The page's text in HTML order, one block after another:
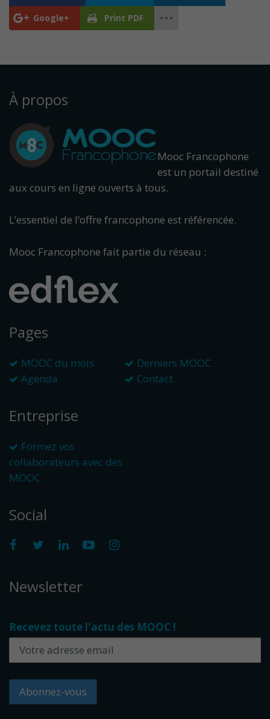
Google+ Print PDF
À propos
Mooc Francophone
est un portail destiné
aux cours en ligne ouverts à tous.
L’essentiel de l’offre francophone est référencée.
Mooc Francophone fait partie du réseau :
Pages
MOOC du mois
Derniers MOOC
Agenda
Contact
Entreprise
Formez vos
collaborateurs avec des
MOOC
Social
Newsletter
Recevez toute l'actu des MOOC !